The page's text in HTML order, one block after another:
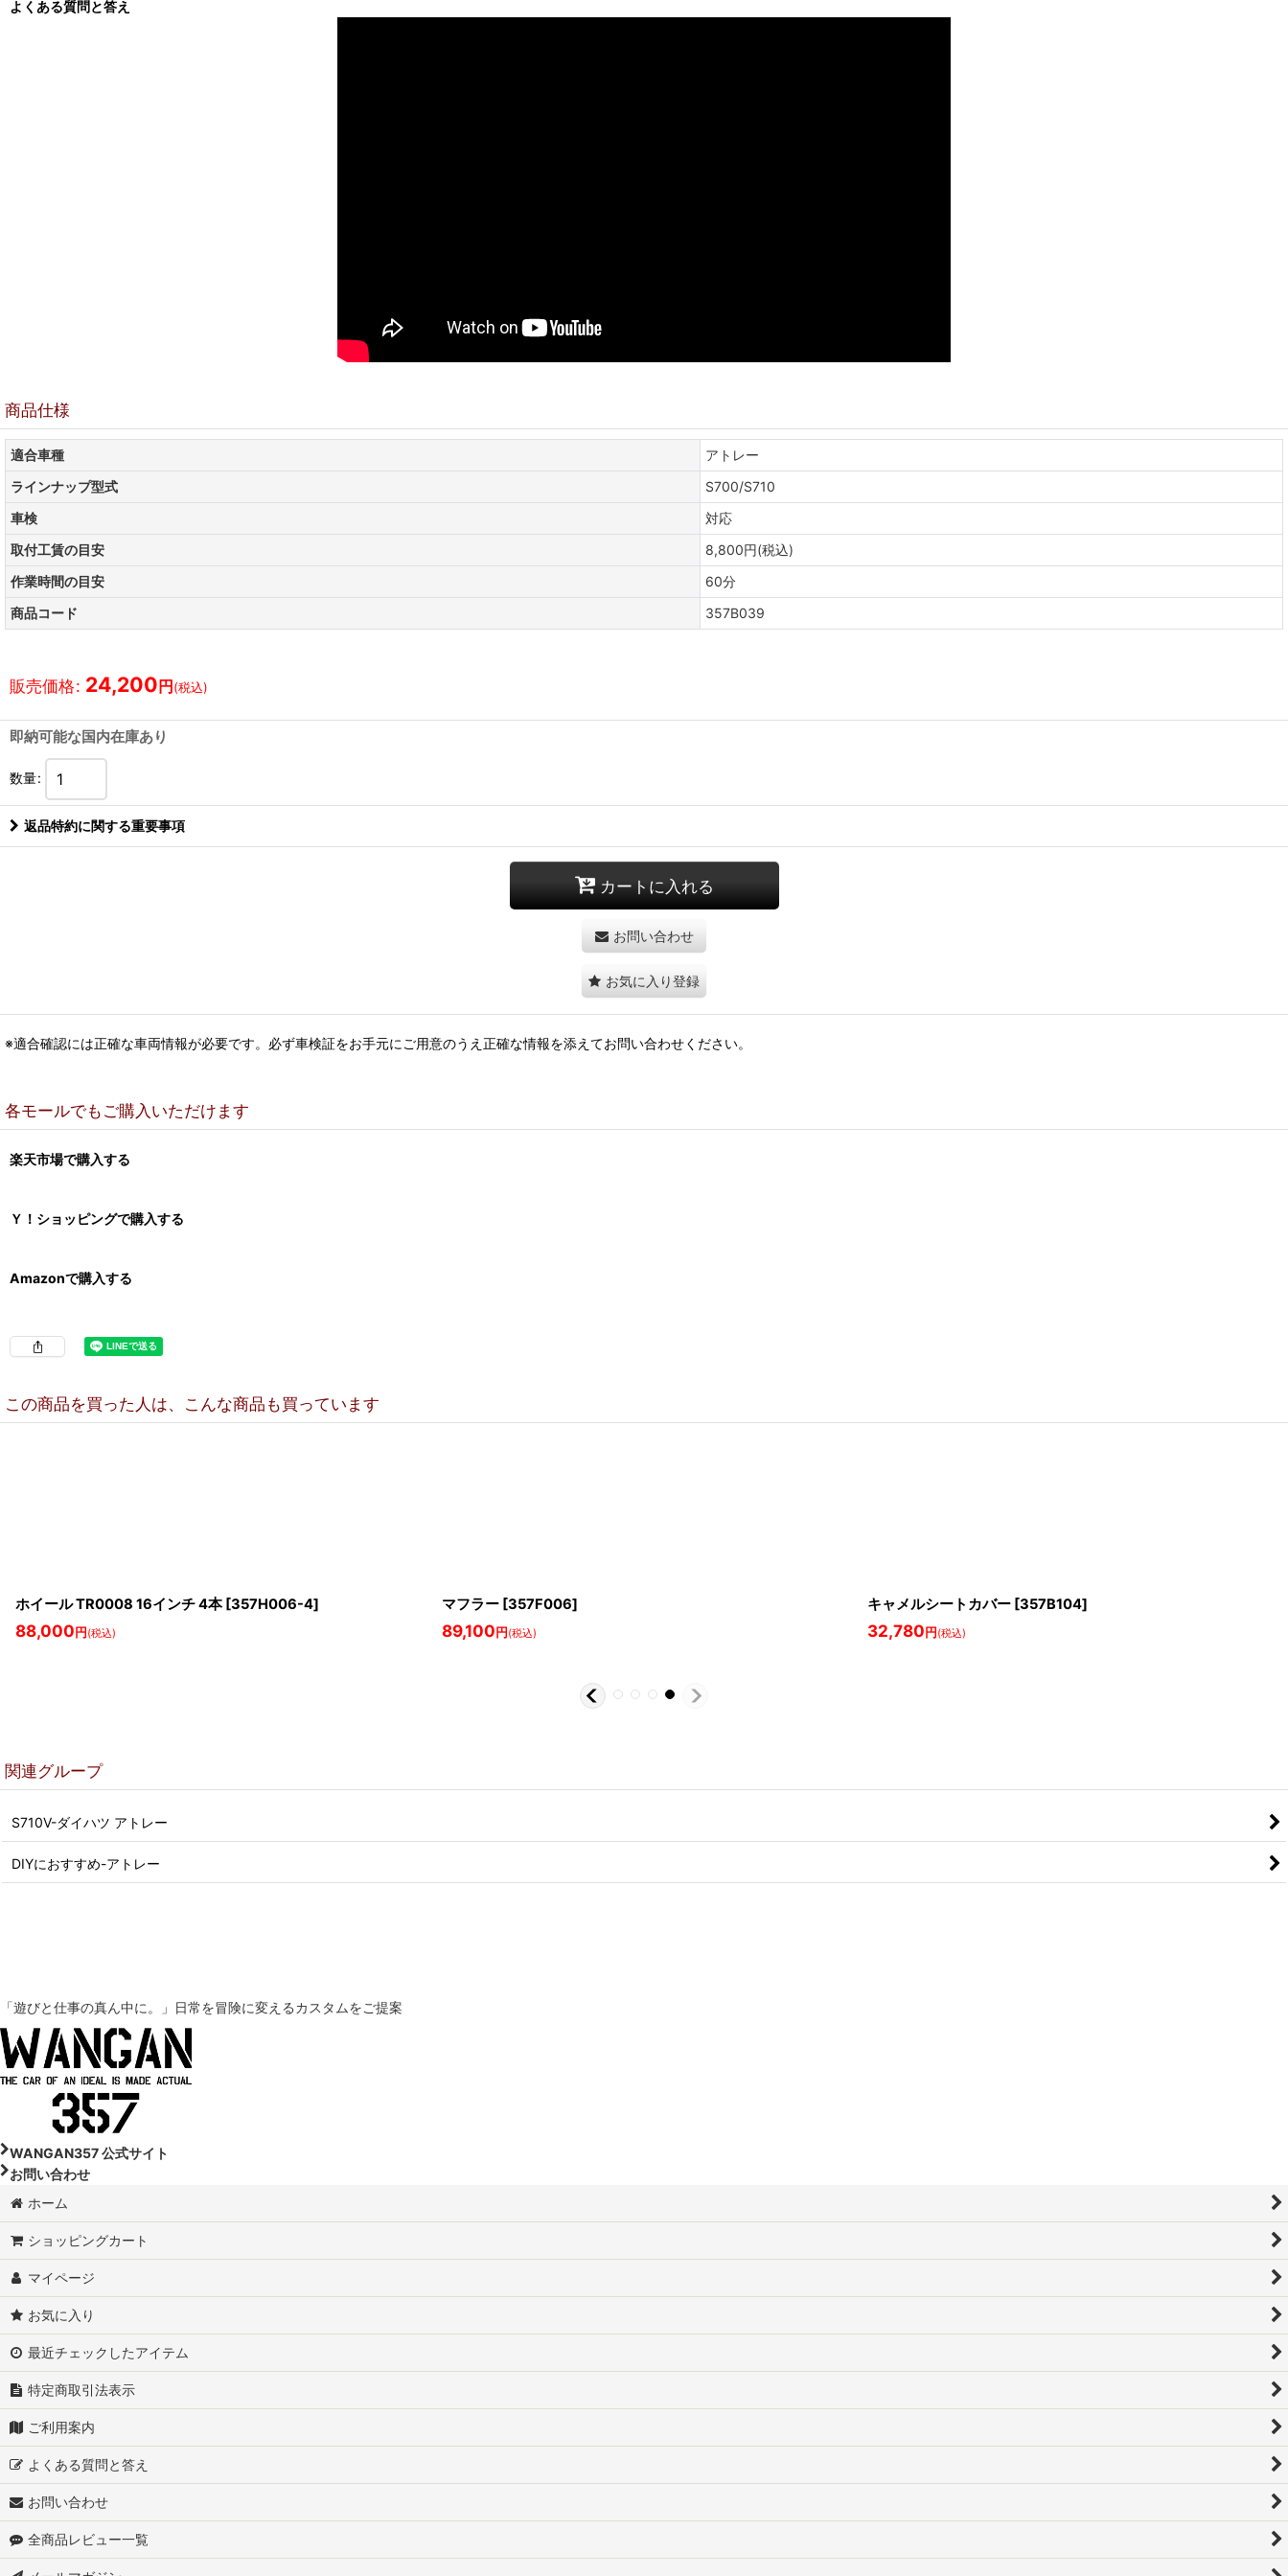
よくある質問と答え
商品仕様
適合車種
アトレー
ラインナップ型式
S700/S710
車検
対応
取付工賃の目安
8,800円(税込)
作業時間の目安
60分
商品コード
357B039
販売価格: 24,200 円 (税込)
即納可能な国内在庫あり
数量:
返品特約に関する重要事項
カートに入れる
お問い合わせ
お気に入り登録
※適合確認には正確な車両情報が必要です。必ず車検証をお手元にご用意のうえ正確な情報を添えてお問い合わせください。
各モールでもご購入いただけます
楽天市場で購入する
Ｙ！ショッピングで購入する
Amazonで購入する
この商品を買った人は、こんな商品も買っています
ホイール TR0008 16インチ 4本 [357H006-4]
88,000円(税込)
マフラー [357F006]
89,100円(税込)
キャメルシートカバー [357B104]
32,780円(税込)
関連グループ
S710V-ダイハツ アトレー
DIYにおすすめ-アトレー
「遊びと仕事の真ん中に。」 日常を冒険に変えるカスタムをご提案
WANGAN357 公式サイト
お問い合わせ
ホーム
ショッピングカート
マイページ
お気に入り
最近チェックしたアイテム
特定商取引法表示
ご利用案内
よくある質問と答え
お問い合わせ
全商品レビュー一覧